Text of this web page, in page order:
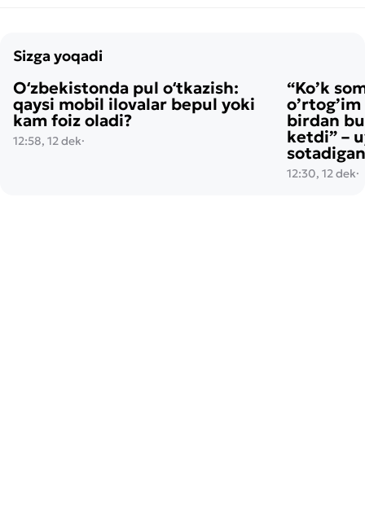
Sizga yoqadi
Oʻzbekistonda pul oʻtkazish:
qaysi mobil ilovalar bepul yoki
kam foiz oladi?
12:58, 12 dek·
“Ko’k
birdan
ketdi” –
12:30, 12 dek·